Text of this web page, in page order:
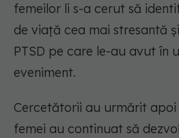
femeilor li s-a cerut să
de viață cea mai stresantă
PTSD pe care le-au avut în
eveniment.
Cercetătorii au urmărit
femei au continuat să